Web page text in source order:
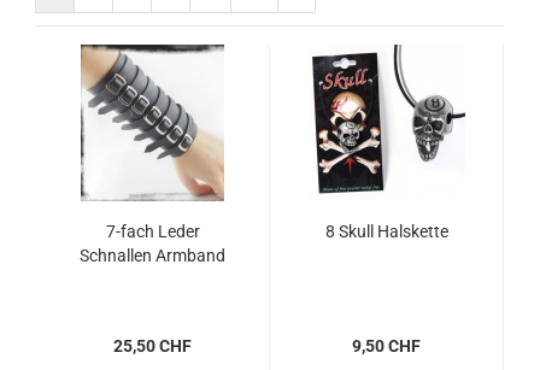
7-fach Leder
Schnallen Armband
25,50 CHF
8 Skull Halskette
9,50 CHF